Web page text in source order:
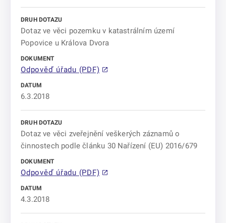
Dotaz ve věci pozemku v katastrálním území
Popovice u Králova Dvora
Odpověď úřadu (PDF)
6.3.2018
Dotaz ve věci zveřejnění veškerých záznamů o
činnostech podle článku 30 Nařízení (EU) 2016/679
Odpověď úřadu (PDF)
4.3.2018